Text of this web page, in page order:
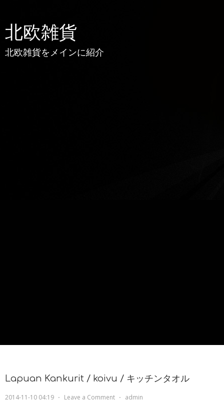
北欧雑貨
北欧雑貨をメインに紹介
Lapuan Kankurit / koivu / キッチンタオル
2014-11-10 04:19 ⋅ Leave a Comment ⋅ admin